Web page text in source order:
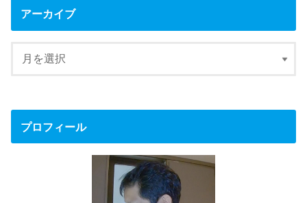
アーカイブ
プロフィール